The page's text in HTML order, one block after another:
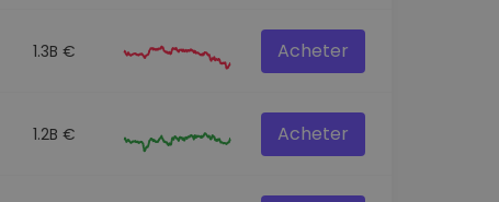
1.3B € Acheter
1.2B € Acheter